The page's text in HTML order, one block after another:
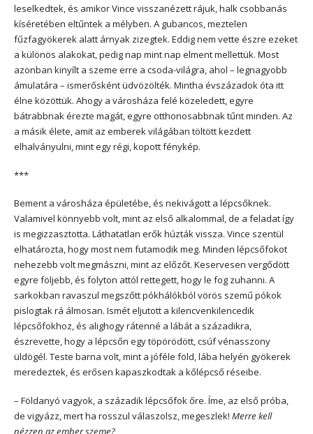
leselkedtek, és amikor Vince visszanézett rájuk, halk csobbanás
kíséretében eltűntek a mélyben. A gubancos, meztelen
fűzfagyökerek alatt árnyak zizegtek. Eddig nem vette észre ezeket
a különös alakokat, pedig nap mint nap elment mellettük. Most
azonban kinyílt a szeme erre a csoda-világra, ahol – legnagyobb
ámulatára – ismerősként üdvözölték. Mintha évszázadok óta itt
élne közöttük. Ahogy a városháza felé közeledett, egyre
bátrabbnak érezte magát, egyre otthonosabbnak tűnt minden. Az
a másik élete, amit az emberek világában töltött kezdett
elhalványulni, mint egy régi, kopott fénykép.
***
Bement a városháza épületébe, és nekivágott a lépcsőknek.
Valamivel könnyebb volt, mint az első alkalommal, de a feladat így
is megizzasztotta. Láthatatlan erők húzták vissza. Vince szentül
elhatározta, hogy most nem futamodik meg. Minden lépcsőfokot
nehezebb volt megmászni, mint az előzőt. Keservesen vergődött
egyre följebb, és folyton attól rettegett, hogy le fog zuhanni. A
sarkokban ravaszul megszőtt pókhálókból vörös szemű pókok
pislogtak rá álmosan. Ismét eljutott a kilencvenkilencedik
lépcsőfokhoz, és alighogy rátenné a lábát a századikra,
észrevette, hogy a lépcsőn egy töpörödött, csúf vénasszony
üldögél. Teste barna volt, mint a jóféle föld, lába helyén gyökerek
meredeztek, és erősen kapaszkodtak a kőlépcső réseibe.
– Földanyó vagyok, a századik lépcsőfok őre. Íme, az első próba,
de vigyázz, mert ha rosszul válaszolsz, megeszlek! Merre kell
nézzen az ember szeme?